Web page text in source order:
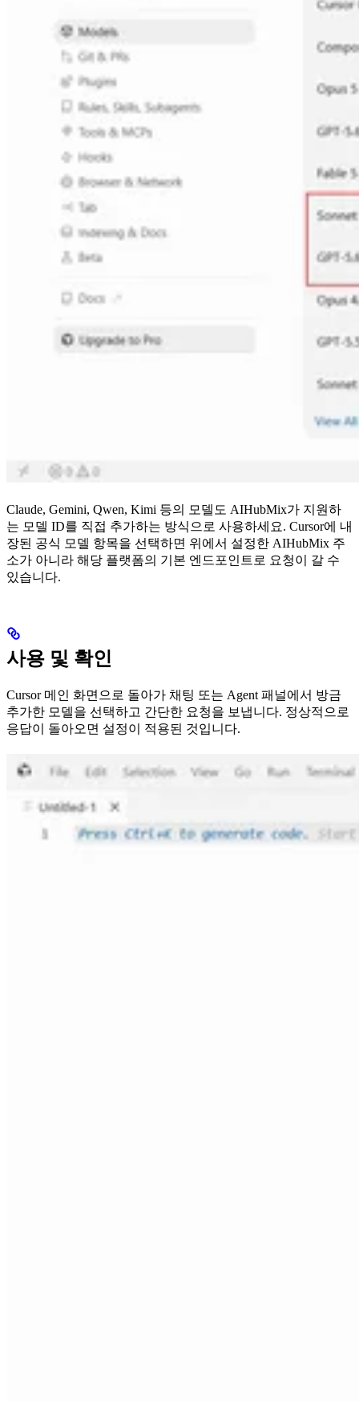
Claude, Gemini, Qwen, Kimi 등의 모델도 AIHubMix가 지원하
는 모델 ID를 직접 추가하는 방식으로 사용하세요. Cursor에 내
장된 공식 모델 항목을 선택하면 위에서 설정한 AIHubMix 주
소가 아니라 해당 플랫폼의 기본 엔드포인트로 요청이 갈 수
있습니다.
사용 및 확인
Cursor 메인 화면으로 돌아가 채팅 또는 Agent 패널에서 방금
추가한 모델을 선택하고 간단한 요청을 보냅니다. 정상적으로
응답이 돌아오면 설정이 적용된 것입니다.